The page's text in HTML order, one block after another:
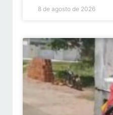
8 de agosto de 2026